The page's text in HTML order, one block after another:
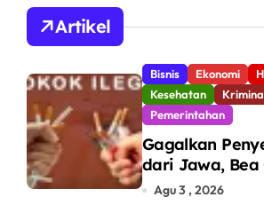
Artikel
Bisnis Ekonomi
Kesehatan
Pemerintahan
Gagalkan
dari Jawa, Bea
Sita 7,8 Juta
Agu 3 , 2026